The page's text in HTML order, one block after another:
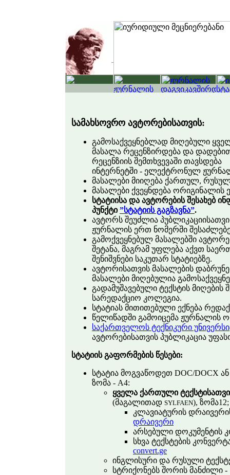
სამახსოვრო ავტორებისათვის:
გამოსაქვეყნებლად მიღებული
მასალა რეცენზირდება და
რეცენზიის შემთხვევაში თავსდება
ინტერნეტში - ელექტრონულ
მასალები მიიღება ქართულ, რუსულ
მასალები ქვეყნდება ორიგინალის
სტატიისა და ავტორების შესახებ
პუნქტი”სტატიის გაგზავნა”.
ავტორს შეუძლია
ჟურნალის ერთ ნომერში
გამოქვეყნებულ მასალებში
შეტანა, მაგრამ უფლება აქვთ
შენიშვნები საკუთარ სტატიებზე.
ავტორისათვის მასალების
მასალები მიღებულია
გადამუშავებული ტექსტის
სარედაქციო კოლეგია.
სტატიას მითითებული ექნება
წელიწადში გამოიცემა ჟურნალის
საქართველოს ტექნიკური
ავტორებისათვის პუბლიკაცია
სტატიის გაფორმების წესები:
სტატია მოგვაწოდეთ DOC/DOCX
ზომა - A4:
ყველა ქართული
(მაგალითად SYLFAEN), ზომა12;
კლავიატურის
დრაივერი
არსებული დოკუმენტის
სხვა ტექსტების
convert.ge
ინგლისური და რუსული
სტრიქონებს შორის მანძილი -